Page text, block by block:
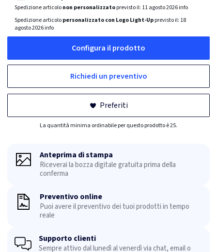
Spedizione articolonon personalizzatoprevisto il: 11 agosto 2026info
Spedizione articolopersonalizzato con Logo Light-Upprevisto il: 18
agosto 2026info
Configura il prodotto
Richiedi un preventivo
Preferiti
La quantità minima ordinabile per questo prodotto è 25.
Anteprima di stampa
Riceverai la bozza digitale gratuita prima della
conferma
Preventivo online
Puoi avere il preventivo dei tuoi prodotti in tempo
reale
Supporto clienti
Sempre attivo dal lunedì al venerdì via chat, email o